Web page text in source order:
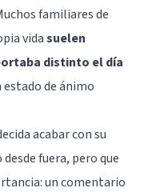
familiares de
vidasuelen
distinto el día
estado de ánimo
acabar con su
fuera, pero que
un comentario